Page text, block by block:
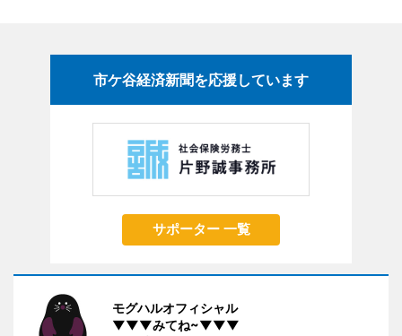
市ケ谷経済新聞を応援しています
サポーター 一覧
モグハルオフィシャル
▼▼▼みてね~▼▼▼